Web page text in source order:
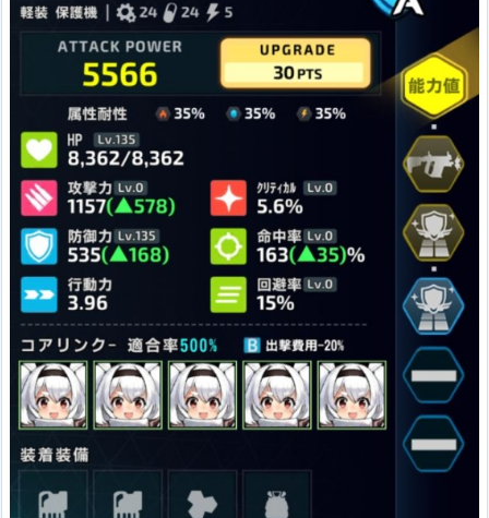
に で
を与えま
す。
「…判決。……死刑」
「私は…貴様の、死だ」
pic.twitter.com/jlXxAqEY21
June 11, 202
1